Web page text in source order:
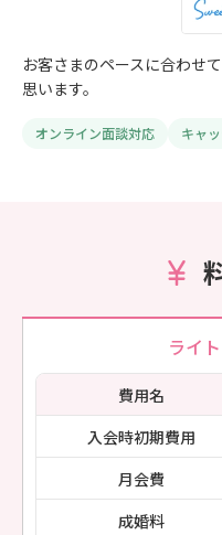
お客さまのペースに合わせ
思います。
オンライン面談対応 キャ
ライ
費用名
入会時初期費用
月会費
成婚料